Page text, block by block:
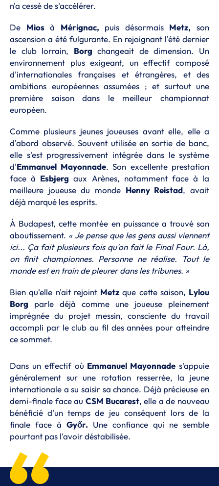
n'a cessé de s'accélérer.
De Miosà Mérignac, puis désormais Metz, son
ascension a été fulgurante. En rejoignant l'été dernier
le club lorrain, Borg changeait de dimension. Un
environnement plus exigeant, un effectif composé
d'internationales françaises et étrangères, et des
ambitions européennes assumées ; et surtout une
première saison dans le meilleur championnat
européen.
Comme plusieurs jeunes joueuses avant elle, elle a
d'abord observé. Souvent utilisée en sortie de banc,
elle s'est progressivement intégrée dans le système
d'Emmanuel Mayonnade. Son excellente prestation
face à Esbjerg aux Arènes, notamment face à la
meilleure joueuse du monde Henny Reistad, avait
déjà marqué les esprits.
À Budapest, cette montée en puissance a trouvé son
aboutissement. « Je pense que les gens aussi viennent
ici... Ça fait plusieurs fois qu'on fait le Final Four. Là,
on finit championnes. Personne ne réalise. Tout le
monde est en train de pleurer dans les tribunes. »
Bien qu'elle n'ait rejoint Metz que cette saison, Lylou
Borg parle déjà comme une joueuse pleinement
imprégnée du projet messin, consciente du travail
accompli par le club au fil des années pour atteindre
ce sommet.
Dans un effectif où Emmanuel Mayonnade s'appuie
généralement sur une rotation resserrée, la jeune
internationale a su saisir sa chance. Déjà précieuse en
demi-finale face au CSM Bucarest, elle a de nouveau
bénéficié d'un temps de jeu conséquent lors de la
finale face àGyőr. Une confiance qui ne semble
pourtant pas l'avoir déstabilisée.